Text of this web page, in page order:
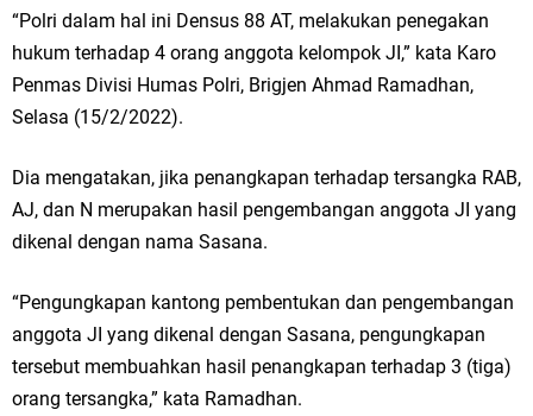
“Polri dalam hal ini Densus 88 AT, melakukan penegakan
hukum terhadap 4 orang anggota kelompok JI,” kata Karo
Penmas Divisi Humas Polri, Brigjen Ahmad Ramadhan,
Selasa (15/2/2022).
Dia mengatakan, jika penangkapan terhadap tersangka RAB,
AJ, dan N merupakan hasil pengembangan anggota JI yang
dikenal dengan nama Sasana.
“Pengungkapan kantong pembentukan dan pengembangan
anggota JI yang dikenal dengan Sasana, pengungkapan
tersebut membuahkan hasil penangkapan terhadap 3 (tiga)
orang tersangka,” kata Ramadhan.